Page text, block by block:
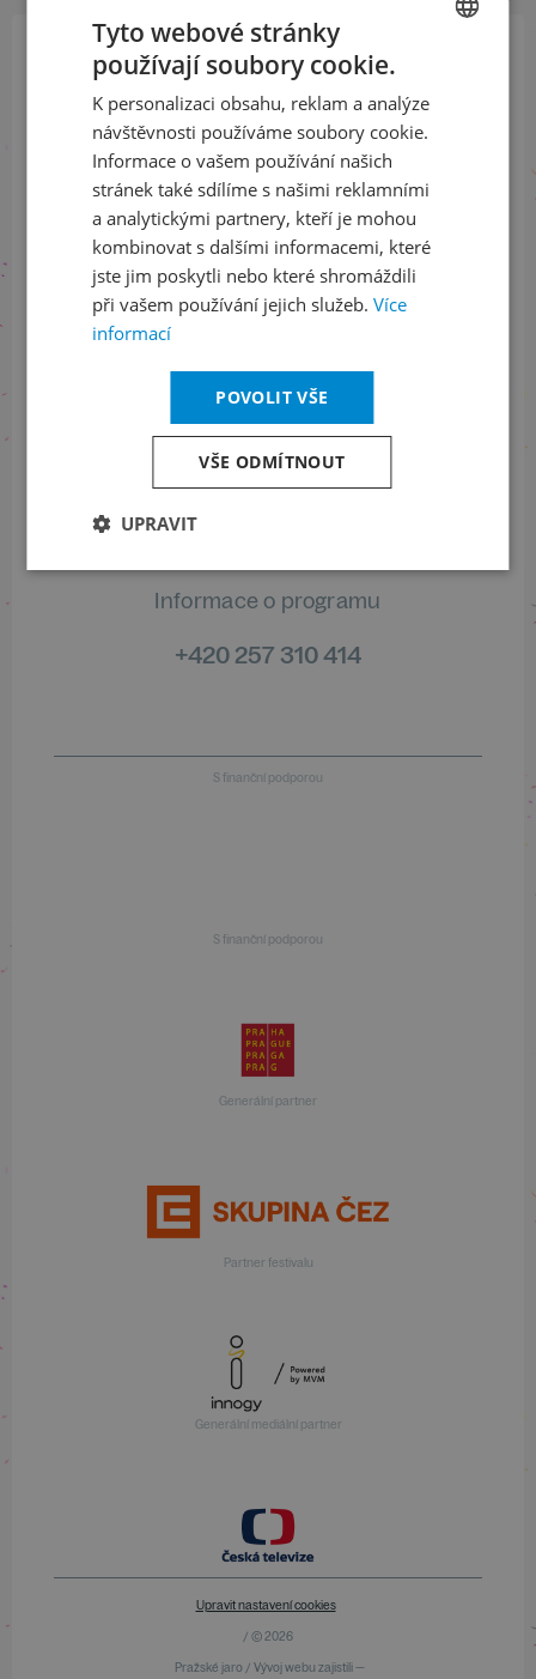
Přihlaste se k našemu newsletteru
a buďte jako první v obraze
ODEBÍRAT NEWSLETTER
Sledujte nás na sociálních sítích
Informace o stavu objednávek
+420 461 049 232
Informace o programu
+420 257 310 414
S finanční podporou
S finanční podporou
Generální partner
Partner festivalu
Generální mediální partner
Upravit nastavení cookies
/ © 2026
Pražské jaro / Vývoj webu zajistili —
ENGLISH
Tyto webové stránky
používají soubory cookie.
K personalizaci obsahu, reklam a analýze
návštěvnosti používáme soubory cookie.
Informace o vašem používání našich
stránek také sdílíme s našimi reklamními
a analytickými partnery, kteří je mohou
kombinovat s dalšími informacemi, které
jste jim poskytli nebo které shromáždili
při vašem používání jejich služeb. Více
informací
POVOLIT VŠE
VŠE ODMÍTNOUT
UPRAVIT